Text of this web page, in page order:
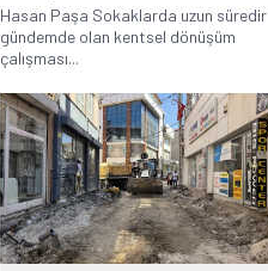
Hasan Paşa Sokaklarda uzun süredir
gündemde olan kentsel dönüşüm
çalışması...